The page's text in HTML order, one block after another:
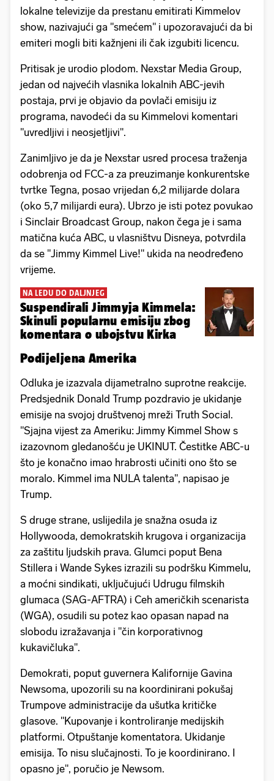
lokalne televizije da prestanu emitirati Kimmelov
show, nazivajući ga "smećem" i upozoravajući da bi
emiteri mogli biti kažnjeni ili čak izgubiti licencu.
Pritisak je urodio plodom. Nexstar Media Group,
jedan od najvećih vlasnika lokalnih ABC-jevih
postaja, prvi je objavio da povlači emisiju iz
programa, navodeći da su Kimmelovi komentari
"uvredljivi i neosjetljivi".
Zanimljivo je da je Nexstar usred procesa traženja
odobrenja od FCC-a za preuzimanje konkurentske
tvrtke Tegna, posao vrijedan 6,2 milijarde dolara
(oko 5,7 milijardi eura). Ubrzo je isti potez povukao
i Sinclair Broadcast Group, nakon čega je i sama
matična kuća ABC, u vlasništvu Disneya, potvrdila
da se "Jimmy Kimmel Live!" ukida na neodređeno
vrijeme.
NA LEDU DO DALJNJEG
Suspendirali Jimmyja Kimmela:
Skinuli popularnu emisiju zbog
komentara o ubojstvu Kirka
Podijeljena Amerika
Odluka je izazvala dijametralno suprotne reakcije.
Predsjednik Donald Trump pozdravio je ukidanje
emisije na svojoj društvenoj mreži Truth Social.
"Sjajna vijest za Ameriku: Jimmy Kimmel Show s
izazovnom gledanošću je UKINUT. Čestitke ABC-u
što je konačno imao hrabrosti učiniti ono što se
moralo. Kimmel ima NULA talenta", napisao je
Trump.
S druge strane, uslijedila je snažna osuda iz
Hollywooda, demokratskih krugova i organizacija
za zaštitu ljudskih prava. Glumci poput Bena
Stillera i Wande Sykes izrazili su podršku Kimmelu,
a moćni sindikati, uključujući Udrugu filmskih
glumaca (SAG-AFTRA) i Ceh američkih scenarista
(WGA), osudili su potez kao opasan napad na
slobodu izražavanja i "čin korporativnog
kukavičluka".
Demokrati, poput guvernera Kalifornije Gavina
Newsoma, upozorili su na koordinirani pokušaj
Trumpove administracije da ušutka kritičke
glasove. "Kupovanje i kontroliranje medijskih
platformi. Otpuštanje komentatora. Ukidanje
emisija. To nisu slučajnosti. To je koordinirano. I
opasno je", poručio je Newsom.